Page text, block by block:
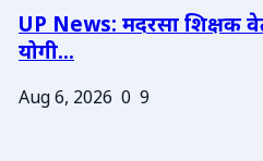
UP News: मदरसा शिक्षक
योगी...
Aug 6, 2026 0 9